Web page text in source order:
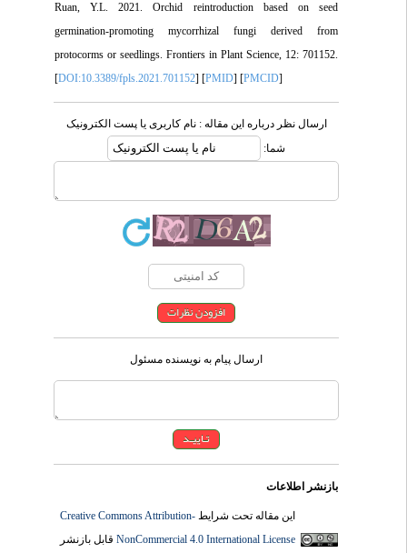
Ruan, Y.L. 2021. Orchid reintroduction based on seed
germination-promoting mycorrhizal fungi derived from
protocorms or seedlings. Frontiers in Plant Science, 12: 701152.
[DOI:10.3389/fpls.2021.701152] [PMID] [PMCID
ارسال نظر درباره این مقاله : نام کاربری یا پست الکترونیک
شما:
ارسال پیام به نویسنده مسئول
بازنشر اطلاعات
این مقاله تحت شرایطCreative Commons Attribution-
NonCommercial 4.0 International Licenseقابل بازنشر